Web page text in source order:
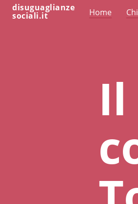
disuguaglianze
sociali.it Home
Il